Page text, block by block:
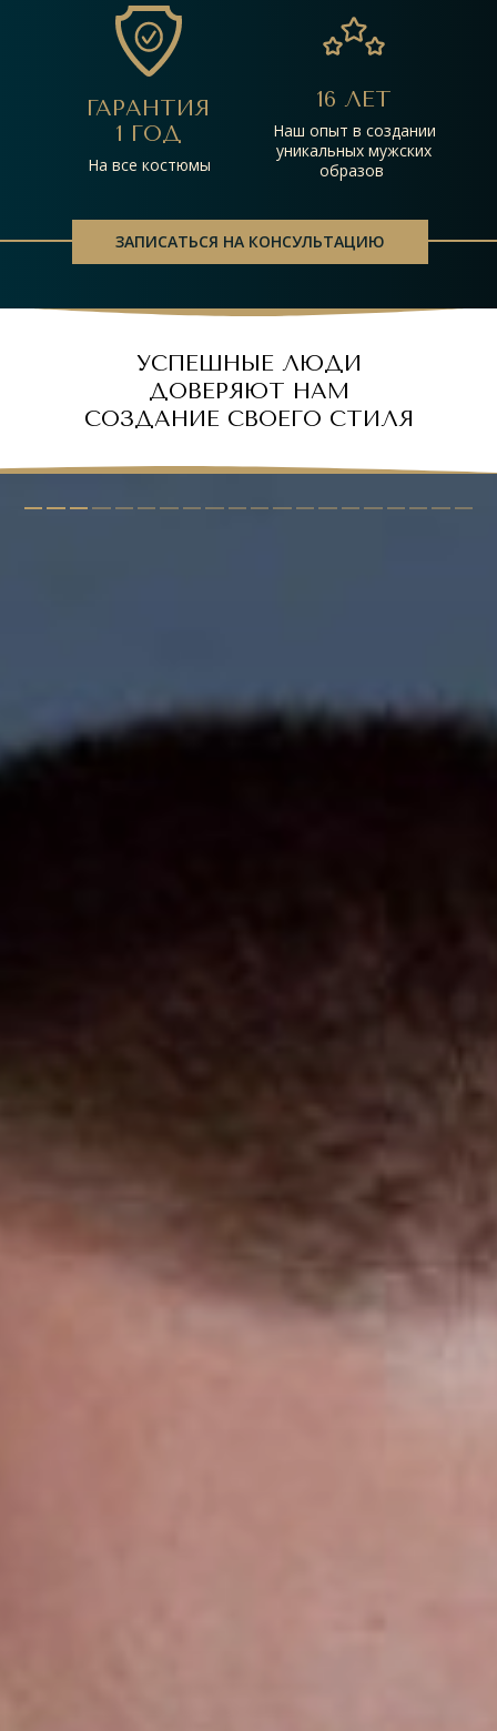
ЗАПИСАТЬСЯ НА КОНСУЛЬТАЦИЮ
ГАРАНТИЯ
1 ГОД
На все костюмы
16 ЛЕТ
Наш опыт в создании
уникальных мужских
образов
УСПЕШНЫЕ ЛЮДИ
ДОВЕРЯЮТ НА М
СОЗДАНИЕ СВОЕГО СТИЛЯ